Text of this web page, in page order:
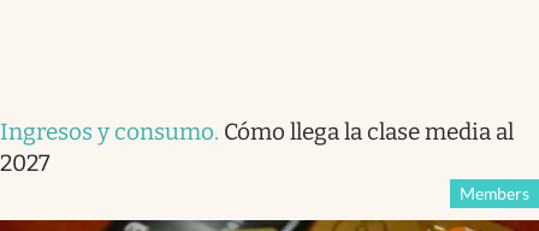
Ingresos y consumo. Cómo llega la clase media al
2027
Members